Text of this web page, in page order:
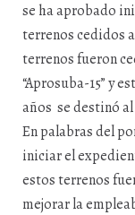
se ha aprobado
terrenos cedidos
terrenos fueron
“Aprosuba-15” y
años se destinó
En palabras del
iniciar el
estos terrenos
mejorar la